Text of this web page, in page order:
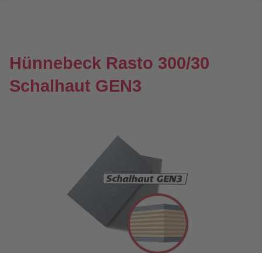
Hünnebeck Rasto 300/30
Schalhaut GEN3
Bildergalerie überspringen